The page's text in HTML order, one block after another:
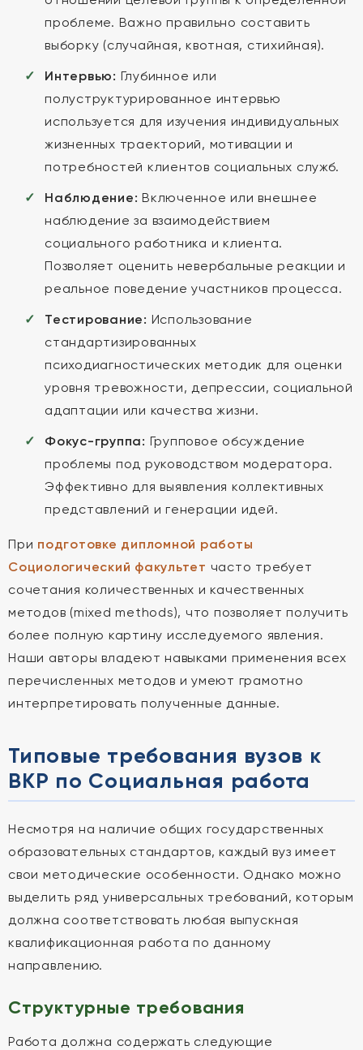
проблеме. Важно правильно составить
выборку (случайная, квотная, стихийная).
Интервью: Глубинное или
полуструктурированное интервью
используется для изучения индивидуальных
жизненных траекторий, мотивации и
потребностей клиентов социальных служб.
Наблюдение: Включенное или внешнее
наблюдение за взаимодействием
социального работника и клиента.
Позволяет оценить невербальные реакции и
реальное поведение участников процесса.
Тестирование: Использование
стандартизированных
психодиагностических методик для оценки
уровня тревожности, депрессии, социальной
адаптации или качества жизни.
Фокус-группа: Групповое обсуждение
проблемы под руководством модератора.
Эффективно для выявления коллективных
представлений и генерации идей.
При подготовке дипломной работы
Социологический факультет часто требует
сочетания количественных и качественных
методов (mixed methods), что позволяет получить
более полную картину исследуемого явления.
Наши авторы владеют навыками применения всех
перечисленных методов и умеют грамотно
интерпретировать полученные данные.
Типовые требования вузов к
ВКР по Социальная работа
Несмотря на наличие общих государственных
образовательных стандартов, каждый вуз имеет
свои методические особенности. Однако можно
выделить ряд универсальных требований, которым
должна соответствовать любая выпускная
квалификационная работа по данному
направлению.
Структурные требования
Работа должна содержать следующие